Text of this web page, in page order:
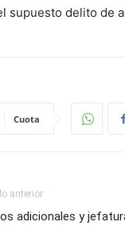
supuesto delito de
Cuota
anterior
adicionales y